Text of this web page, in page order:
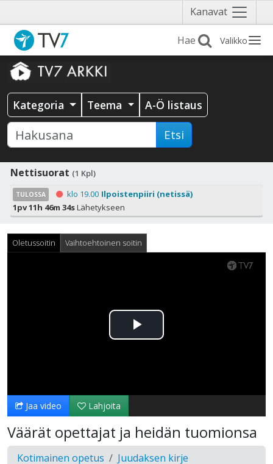
Kanavat Näytä
valikko
Valikko
Kategoria Teema A-Ö listaus
Etsi
Nettisuorat (1 Kpl)
TULOSSA klo 19.00 Ilpoistenpiiri (netissä)
1pv 11h 46m 34sLähetykseen
Oletussoitin Vaihtoehtoinen soitin
Toista
Jaa video Lahjoita
Väärät opettajat ja heidän tuomionsa
Kotimainen opetus Juudaksen kirje